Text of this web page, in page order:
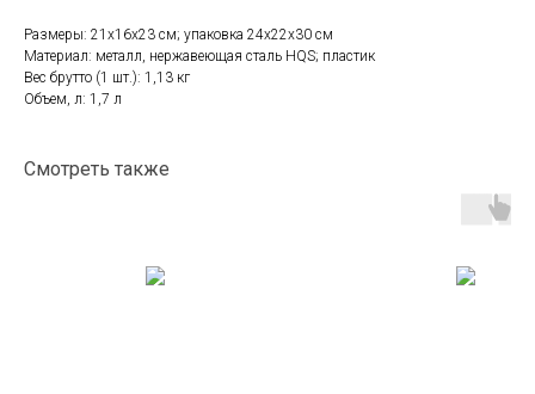
Размеры: 21х16х23 см; упаковка 24x22x30 см
Материал: металл, нержавеющая сталь HQS; пластик
Вес брутто (1 шт.): 1,13 кг
Объем, л: 1,7 л
Смотреть также